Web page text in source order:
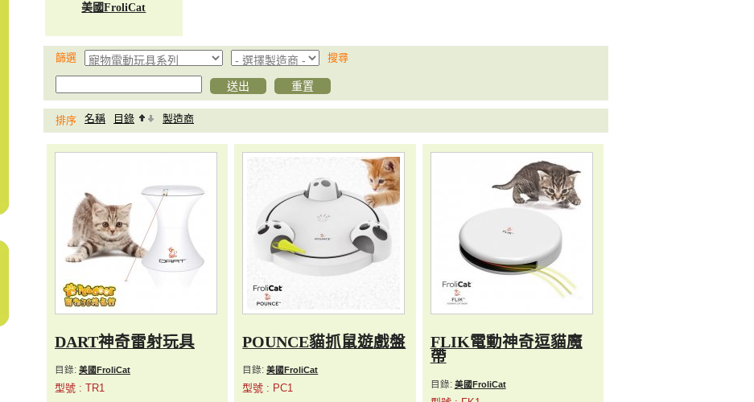
美國FroliCat
篩選 搜尋
排序 名稱 目錄 製造商
DART神奇雷射玩具
目錄: 美國FroliCat
型號 : TR1
POUNCE貓抓鼠遊戲盤
目錄:美國FroliCat
型號 : PC1
FLIK電動神奇逗貓魔
帶
目錄: 美國FroliCat